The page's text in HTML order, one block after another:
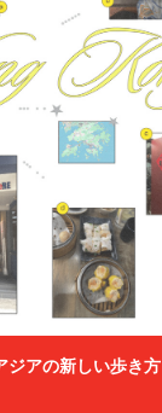
ジアの新しい歩き方